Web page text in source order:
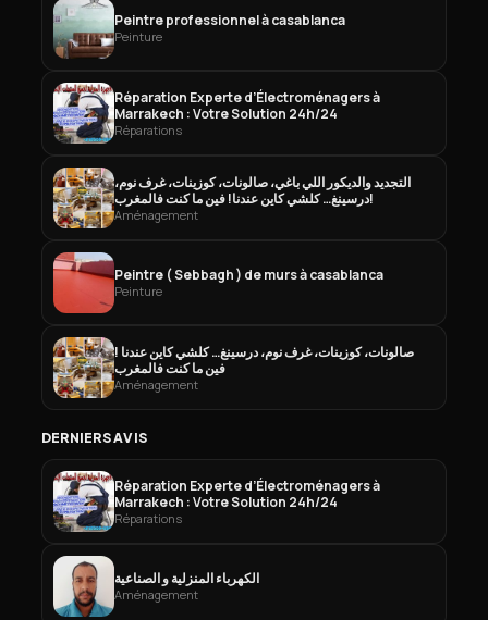
Peintre professionnel à casablanca
Peinture
Réparation Experte d’Électroménagers à
Marrakech : Votre Solution 24h/24
Réparations
التجديد والديكور اللي باغي، صالونات، كوزينات، غرف نوم،
درسينغ… كلشي كاين عندنا! فين ما كنت فالمغرب!
Aménagement
Peintre ( Sebbagh ) de murs à casablanca
Peinture
صالونات، كوزينات، غرف نوم، درسينغ… كلشي كاين عندنا !
فين ما كنت فالمغرب
Aménagement
DERNIERS AVIS
Réparation Experte d’Électroménagers à
Marrakech : Votre Solution 24h/24
Réparations
الكهرباء المنزلية و الصناعية
Aménagement